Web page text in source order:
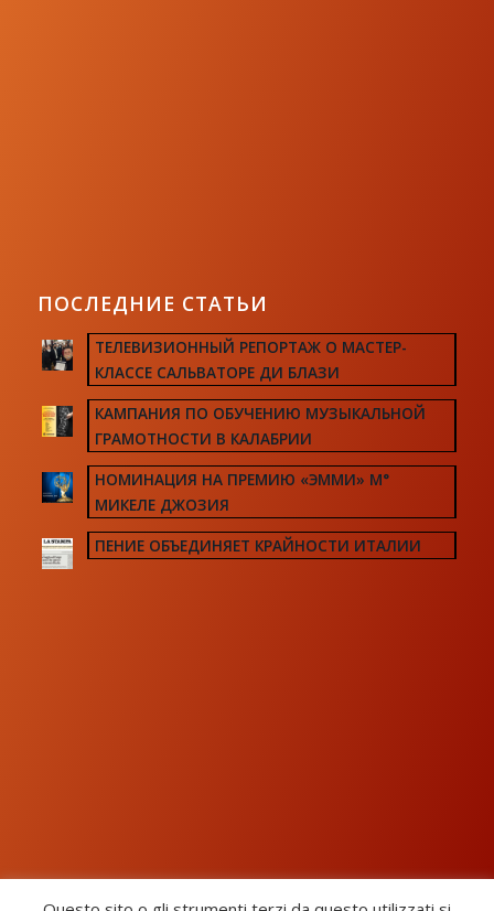
ПОСЛЕДНИЕ СТАТЬИ
ТЕЛЕВИЗИОННЫЙ РЕПОРТАЖ О МАСТЕР-
КЛАССЕ САЛЬВАТОРЕ ДИ БЛАЗИ
КАМПАНИЯ ПО ОБУЧЕНИЮ МУЗЫКАЛЬНОЙ
ГРАМОТНОСТИ В КАЛАБРИИ
НОМИНАЦИЯ НА ПРЕМИЮ «ЭММИ» М°
МИКЕЛЕ ДЖОЗИЯ
ПЕНИЕ ОБЪЕДИНЯЕТ КРАЙНОСТИ ИТАЛИИ